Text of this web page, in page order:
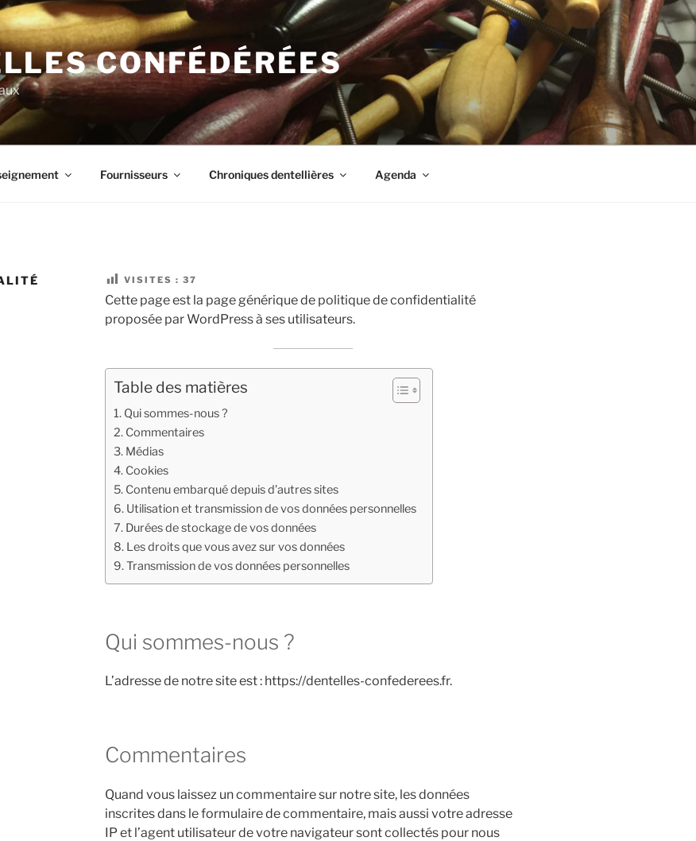
CONFÉDÉRÉES
Fournisseurs Chroniques dentellières Agenda
VISITES : 37
Cette page est la page générique de politique de confidentialité
proposée par WordPress à ses utilisateurs.
Table des matières
Qui sommes-nous ?
Commentaires
Médias
Cookies
Contenu embarqué depuis d’autres sites
Utilisation et transmission de vos données personnelles
Durées de stockage de vos données
Les droits que vous avez sur vos données
Transmission de vos données personnelles
Qui sommes-nous ?
L’adresse de notre site est : https://dentelles-confederees.fr.
Commentaires
Quand vous laissez un commentaire sur notre site, les données
inscrites dans le formulaire de commentaire, mais aussi votre adresse
IP et l’agent utilisateur de votre navigateur sont collectés pour nous